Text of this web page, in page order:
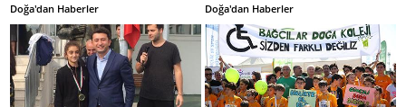
Doğa'dan Haberler
Doğa'dan Haberler